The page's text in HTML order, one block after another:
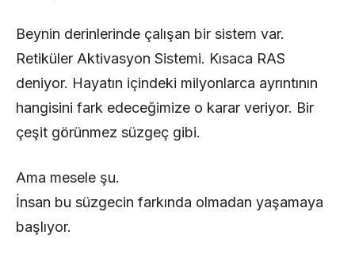
Beynin derinlerinde çalışan bir sistem var.
Retiküler Aktivasyon Sistemi. Kısaca RAS
deniyor. Hayatın içindeki milyonlarca ayrıntının
hangisini fark edeceğimize o karar veriyor. Bir
çeşit görünmez süzgeç gibi.
Ama mesele şu.
İnsan bu süzgecin farkında olmadan yaşamaya
başlıyor.